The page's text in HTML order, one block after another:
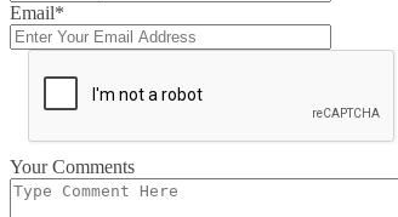
Email*
Your Comments